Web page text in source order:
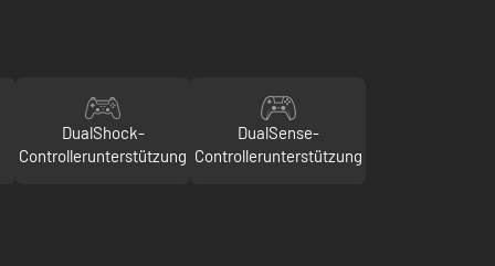
DualShock-
Controllerunterstützung
DualSense-
Controllerunterstützung